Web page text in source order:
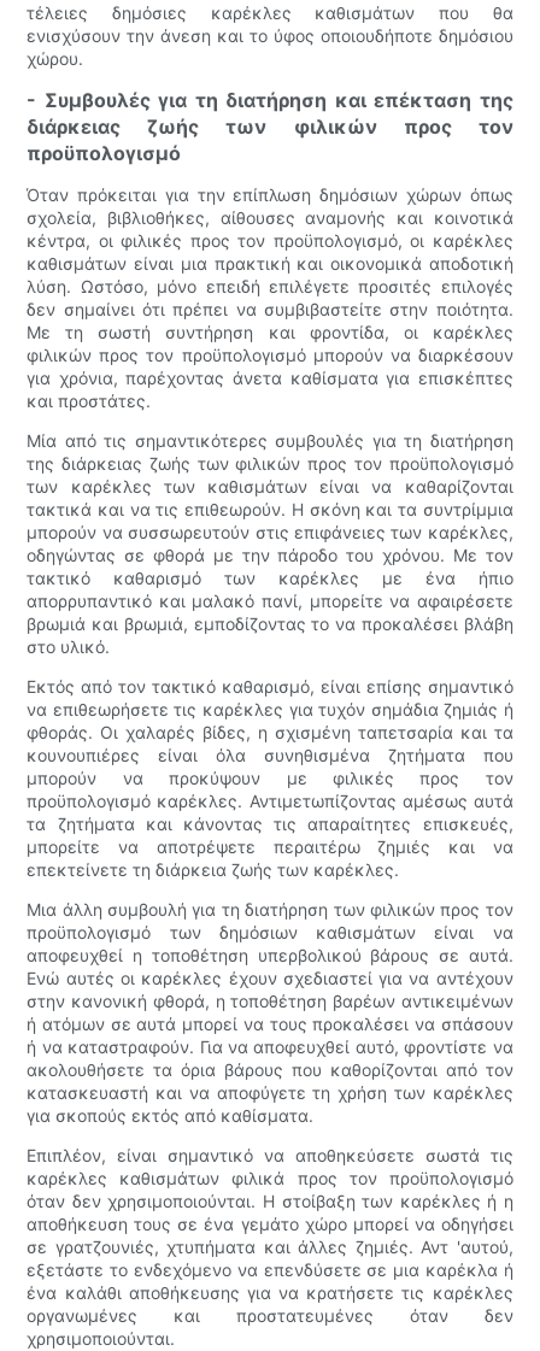
τέλειες δημόσιες καρέκλες καθισμάτων που θα
ενισχύσουν την άνεση και το ύφος οποιουδήποτε δημόσιου
χώρου.
- Συμβουλές για τη διατήρηση και επέκταση της
διάρκειας ζωής των φιλικών προς τον
προϋπολογισμό
Όταν πρόκειται για την επίπλωση δημόσιων χώρων όπως
σχολεία, βιβλιοθήκες, αίθουσες αναμονής και κοινοτικά
κέντρα, οι φιλικές προς τον προϋπολογισμό, οι καρέκλες
καθισμάτων είναι μια πρακτική και οικονομικά αποδοτική
λύση. Ωστόσο, μόνο επειδή επιλέγετε προσιτές επιλογές
δεν σημαίνει ότι πρέπει να συμβιβαστείτε στην ποιότητα.
Με τη σωστή συντήρηση και φροντίδα, οι καρέκλες
φιλικών προς τον προϋπολογισμό μπορούν να διαρκέσουν
για χρόνια, παρέχοντας άνετα καθίσματα για επισκέπτες
και προστάτες.
Μία από τις σημαντικότερες συμβουλές για τη διατήρηση
της διάρκειας ζωής των φιλικών προς τον προϋπολογισμό
των καρέκλες των καθισμάτων είναι να καθαρίζονται
τακτικά και να τις επιθεωρούν. Η σκόνη και τα συντρίμμια
μπορούν να συσσωρευτούν στις επιφάνειες των καρέκλες,
οδηγώντας σε φθορά με την πάροδο του χρόνου. Με τον
τακτικό καθαρισμό των καρέκλες με ένα ήπιο
απορρυπαντικό και μαλακό πανί, μπορείτε να αφαιρέσετε
βρωμιά και βρωμιά, εμποδίζοντας το να προκαλέσει βλάβη
στο υλικό.
Εκτός από τον τακτικό καθαρισμό, είναι επίσης σημαντικό
να επιθεωρήσετε τις καρέκλες για τυχόν σημάδια ζημιάς ή
φθοράς. Οι χαλαρές βίδες, η σχισμένη ταπετσαρία και τα
κουνουπιέρες είναι όλα συνηθισμένα ζητήματα που
μπορούν να προκύψουν με φιλικές προς τον
προϋπολογισμό καρέκλες. Αντιμετωπίζοντας αμέσως αυτά
τα ζητήματα και κάνοντας τις απαραίτητες επισκευές,
μπορείτε να αποτρέψετε περαιτέρω ζημιές και να
επεκτείνετε τη διάρκεια ζωής των καρέκλες.
Μια άλλη συμβουλή για τη διατήρηση των φιλικών προς τον
προϋπολογισμό των δημόσιων καθισμάτων είναι να
αποφευχθεί η τοποθέτηση υπερβολικού βάρους σε αυτά.
Ενώ αυτές οι καρέκλες έχουν σχεδιαστεί για να αντέχουν
στην κανονική φθορά, η τοποθέτηση βαρέων αντικειμένων
ή ατόμων σε αυτά μπορεί να τους προκαλέσει να σπάσουν
ή να καταστραφούν. Για να αποφευχθεί αυτό, φροντίστε να
ακολουθήσετε τα όρια βάρους που καθορίζονται από τον
κατασκευαστή και να αποφύγετε τη χρήση των καρέκλες
για σκοπούς εκτός από καθίσματα.
Επιπλέον, είναι σημαντικό να αποθηκεύσετε σωστά τις
καρέκλες καθισμάτων φιλικά προς τον προϋπολογισμό
όταν δεν χρησιμοποιούνται. Η στοίβαξη των καρέκλες ή η
αποθήκευση τους σε ένα γεμάτο χώρο μπορεί να οδηγήσει
σε γρατζουνιές, χτυπήματα και άλλες ζημιές. Αντ 'αυτού,
εξετάστε το ενδεχόμενο να επενδύσετε σε μια καρέκλα ή
ένα καλάθι αποθήκευσης για να κρατήσετε τις καρέκλες
οργανωμένες και προστατευμένες όταν δεν
χρησιμοποιούνται.